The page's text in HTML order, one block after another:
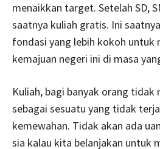
menaikkan target. Setelah SD,
saatnya kuliah gratis. Ini
fondasi yang lebih kokoh untuk
kemajuan negeri ini di masa
Kuliah, bagi banyak orang tidak
sebagai sesuatu yang tidak
kemewahan. Tidak akan ada
sia kalau kita belanjakan untuk